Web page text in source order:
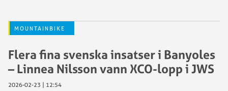
MOUNTAINBIKE
Flera fina svenska insatser i Banyoles
– Linnea Nilsson vann XCO-lopp i JWS
2026-02-23 | 12:54